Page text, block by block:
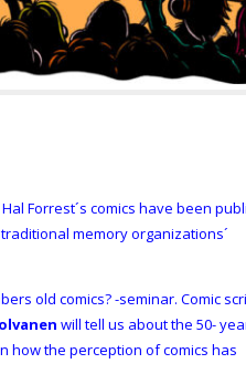
Forrest´s comics have been
memory organizations´
old comics? -seminar. Comic
will tell us about the 50-
how the perception of comics has